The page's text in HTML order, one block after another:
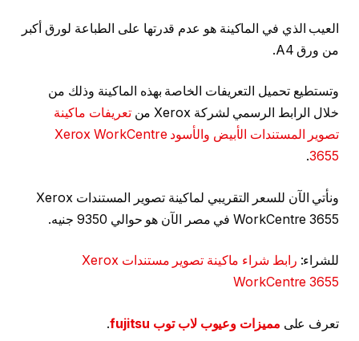
العيب الذي في الماكينة هو عدم قدرتها على الطباعة لورق أكبر
من ورق A4.
وتستطيع تحميل التعريفات الخاصة بهذه الماكينة وذلك من
خلال الرابط الرسمي لشركة Xerox من
تعريفات ماكينة
تصوير المستندات الأبيض والأسود Xerox WorkCentre
3655
.
ونأتي الآن للسعر التقريبي لماكينة تصوير المستندات Xerox
WorkCentre 3655 في مصر الآن هو حوالي 9350 جنيه.
للشراء:
رابط شراء ماكينة تصوير مستندات Xerox
WorkCentre 3655
تعرف على مميزات وعيوب لاب توب fujitsu .